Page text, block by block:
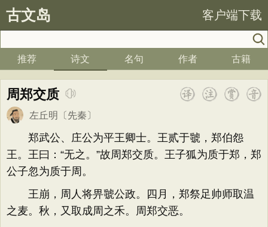
古文岛 客户端下载
推荐 诗文 名句 作者 古籍
周郑交质
左丘明 〔先秦〕
郑武公、庄公为平王卿士。王贰于虢，郑伯怨
王。王曰：“无之。”故周郑交质。王子狐为质于郑，郑
公子忽为质于周。
王崩，周人将畀虢公政。四月，郑祭足帅师取温
之麦。秋，又取成周之禾。周郑交恶。